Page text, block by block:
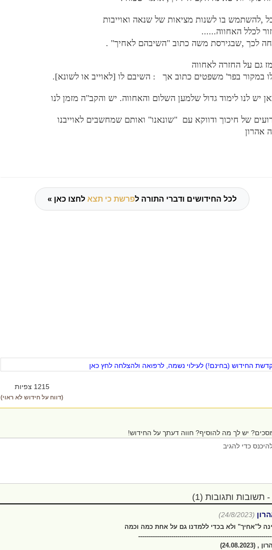
,להשתמש בו לשנות מציאות של שנאה ואוייבות
לכלל האחווה......
לכך ,שבגירסת משה כתוב "השיבהם לאחיך" .
גם על החזרה לאחווה
במקור בפר' משפטים כתוב אך : השיבם לו [לאוייב או לשונא].
יש לנו לימוד גדול שלמען השלום והאחווה. יש והקב"ה מזמן לנו
של חיכוך ודווקא עם "שונאנו" ואותם שמחשבים לאוייבנו
אהרון
לכל החידושים ודברי התורה לפרשת כי תצא לחצו כאן »
החידוש (בחינם!) לעילוי נשמה, לרפואה ולהצלחה לחץ כאן
1215 צפיות
(דווח על חידוש לא ראוי)
יש לך מה להוסיף? חווה דעתך על החידוש!
- תשובות ותגובות (1)
(24/8/2023)
ל"אחיך" ולא בכדי ללמדנו גם על אחת כמה וכמה